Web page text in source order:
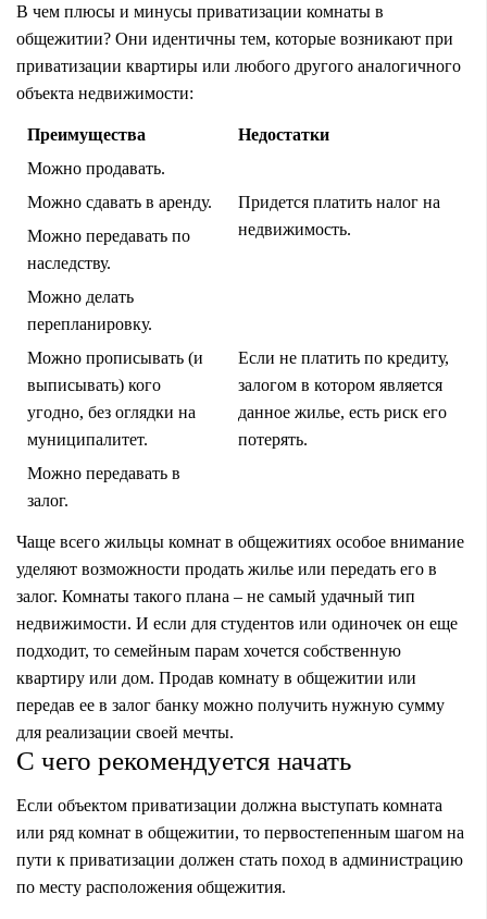
В чем плюсы и минусы приватизации комнаты в
общежитии? Они идентичны тем, которые возникают при
приватизации квартиры или любого другого аналогичного
объекта недвижимости:
Преимущества
Недостатки
Можно продавать.
Придется платить налог на
недвижимость.
Можно сдавать в аренду.
Можно передавать по
наследству.
Можно делать
перепланировку.
Если не платить по кредиту,
залогом в котором является
данное жилье, есть риск его
потерять.
Можно прописывать (и
выписывать) кого
угодно, без оглядки на
муниципалитет.
Можно передавать в
залог.
Чаще всего жильцы комнат в общежитиях особое внимание
уделяют возможности продать жилье или передать его в
залог. Комнаты такого плана – не самый удачный тип
недвижимости. И если для студентов или одиночек он еще
подходит, то семейным парам хочется собственную
квартиру или дом. Продав комнату в общежитии или
передав ее в залог банку можно получить нужную сумму
для реализации своей мечты.
С чего рекомендуется начать
Если объектом приватизации должна выступать комната
или ряд комнат в общежитии, то первостепенным шагом на
пути к приватизации должен стать поход в администрацию
по месту расположения общежития.